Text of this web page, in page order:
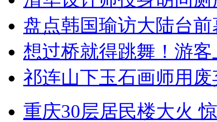
盘点韩国瑜访大陆台
想过桥就得跳舞！游客
祁连山下玉石画师用
重庆30层居民楼大火